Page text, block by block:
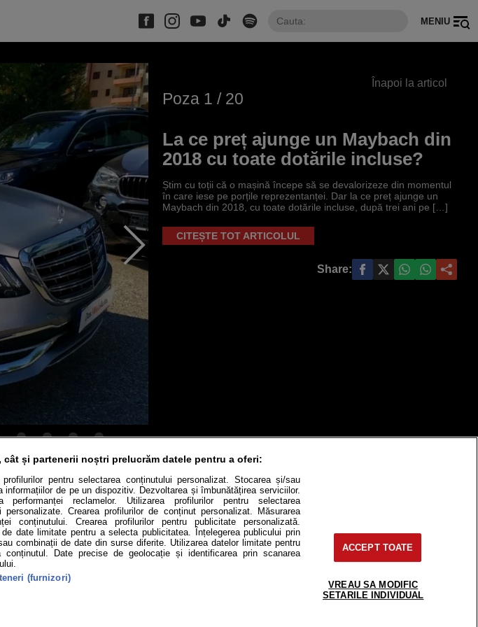
MENIU
Înapoi la articol
Poza 1 / 20
La ce preț ajunge un Maybach din
2018 cu toate dotările incluse?
Știm cu toții că o mașină începe să se devalorizeze din momentul
în care iese pe porțile reprezentanței. Dar la ce preț ajunge un
Maybach din 2018, cu toate dotările incluse, după trei ani pe […]
CITEȘTE TOT ARTICOLUL
Share:
Video Podcast cu Prioritate Cât costă?
cookies Echipa editorială Contact Modifică Setările
Nicio instituţie sau persoană (site-uri, instituţii mass-media, firme de
purtătoare de Drepturi de Autor fără acordul nostru.
Glucoză, nr. 21, parter, sector 2, J2016000631407, CIF: RO35451445
cât și partenerii noștri prelucrăm datele pentru a oferi:
profilurilor pentru selectarea conținutului personalizat. Stocarea și/sau
informațiilor de pe un dispozitiv. Dezvoltarea și îmbunătățirea serviciilor.
performanței reclamelor. Utilizarea profilurilor pentru selectarea
personalizate. Crearea profilurilor de conținut personalizat. Măsurarea
conținutului. Crearea profilurilor pentru publicitate personalizată.
de date limitate pentru a selecta publicitatea. Înțelegerea publicului prin
combinații de date din surse diferite. Utilizarea datelor limitate pentru
conținutul. Date precise de geolocație și identificarea prin scanarea
(furnizori)
ACCEPT TOATE
VREAU SA MODIFIC
SETARILE INDIVIDUAL